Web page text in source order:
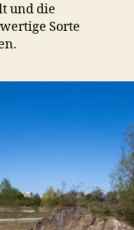
und die
Sorte